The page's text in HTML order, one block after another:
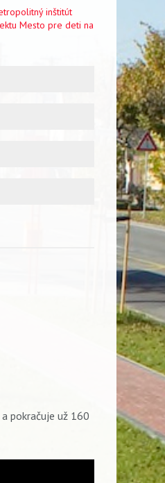
inštitút
Mesto pre deti na
pokračuje už 160